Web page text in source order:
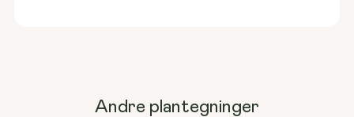
Andre plantegninger